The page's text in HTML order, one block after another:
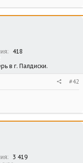
418
в г. Палдиски.
#42
3 419